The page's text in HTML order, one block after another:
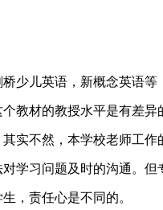
儿英语，新概念英语等
教材的教授水平是有差异
实不然，本学校老师工作
学习问题及时的沟通。但
，责任心是不同的。